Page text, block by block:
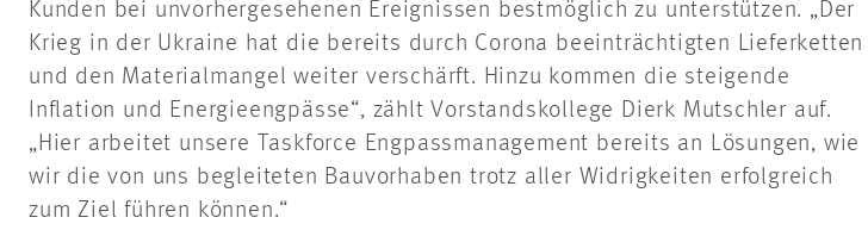
Kunden bei unvorhergesehenen Ereignissen bestmöglich zu unterstützen. „Der
Krieg in der Ukraine hat die bereits durch Corona beeinträchtigten Lieferketten
und den Materialmangel weiter verschärft. Hinzu kommen die steigende
Inflation und Energieengpässe“, zählt Vorstandskollege Dierk Mutschler auf.
„Hier arbeitet unsere Taskforce Engpassmanagement bereits an Lösungen, wie
wir die von uns begleiteten Bauvorhaben trotz aller Widrigkeiten erfolgreich
zum Ziel führen können.“